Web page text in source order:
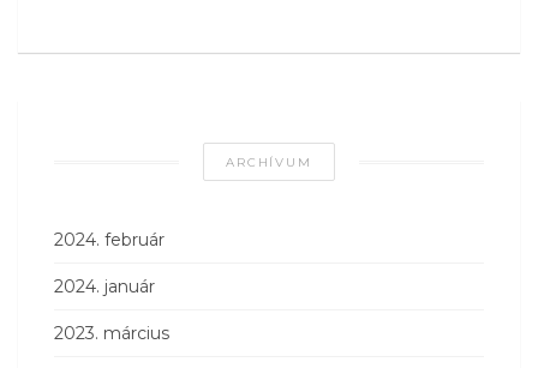
ARCHÍVUM
2024. február
2024. január
2023. március